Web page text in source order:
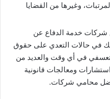
وغيرها من القضايا
خدمة الدفاع عن
في حالات التعدي على حقوق
في أي وقت والعديد من
ومعالجات قانونية
محامي شركات.